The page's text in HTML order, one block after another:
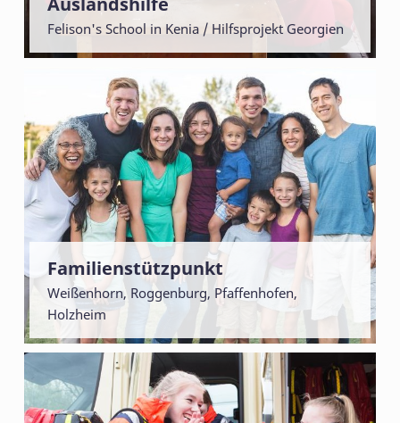
Felison's School in Kenia / Hilfsprojekt Georgien
Familienstützpunkt
Weißenhorn, Roggenburg, Pfaffenhofen,
Holzheim